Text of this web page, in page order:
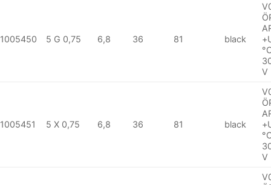
1005450 5 G 0,75 6,8 36 81 black
V
1005451 5 X 0,75 6,8 36 81 black
V